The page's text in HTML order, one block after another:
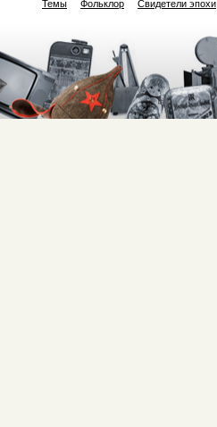
Темы Фольклор Свидетели эпохи